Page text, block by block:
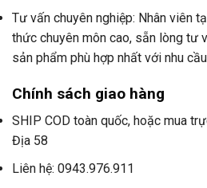
Tư vấn chuyên nghiệp: Nhân viên
thức chuyên môn cao, sẵn lòng tư
sản phẩm phù hợp nhất với nhu
Chính sách giao hàng
SHIP COD toàn quốc, hoặc mua
Địa 58
Liên hệ: 0943.976.911